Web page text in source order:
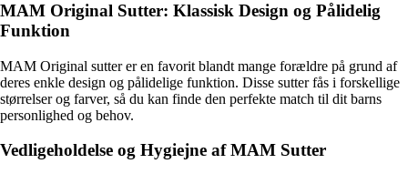
MAM Original Sutter: Klassisk Design og Pålidelig
Funktion
MAM Original sutter er en favorit blandt mange forældre på grund af
deres enkle design og pålidelige funktion. Disse sutter fås i forskellige
størrelser og farver, så du kan finde den perfekte match til dit barns
personlighed og behov.
Vedligeholdelse og Hygiejne af MAM Sutter